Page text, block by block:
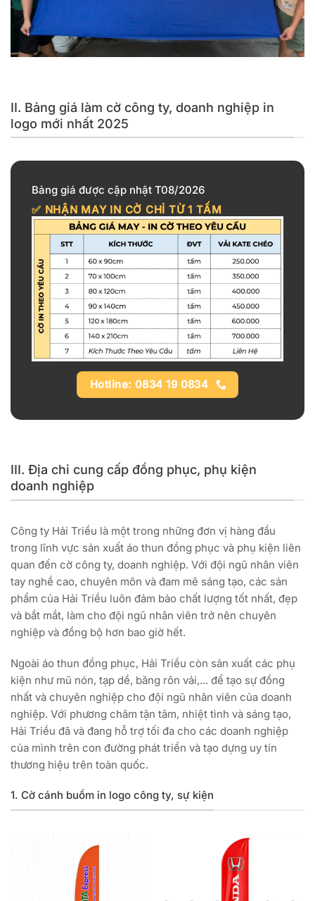
II. Bảng giá làm cờ công ty, doanh nghiệp in
logo mới nhất 2025
Bảng giá được cập nhật T08/2026
✅ NHẬN MAY IN CỜ CHỈ TỪ 1 TẤM
Hotline: 0834 19 0834
III. Địa chỉ cung cấp đồng phục, phụ kiện
doanh nghiệp
Công ty Hải Triều là một trong những đơn vị hàng đầu
trong lĩnh vực sản xuất áo thun đồng phục và phụ kiện liên
quan đến cờ công ty, doanh nghiệp. Với đội ngũ nhân viên
tay nghề cao, chuyên môn và đam mê sáng tạo, các sản
phẩm của Hải Triều luôn đảm bảo chất lượng tốt nhất, đẹp
và bắt mắt, làm cho đội ngũ nhân viên trở nên chuyên
nghiệp và đồng bộ hơn bao giờ hết.
Ngoài áo thun đồng phục, Hải Triều còn sản xuất các phụ
kiện như mũ nón, tạp dề, băng rôn vải,... để tạo sự đồng
nhất và chuyên nghiệp cho đội ngũ nhân viên của doanh
nghiệp. Với phương châm tận tâm, nhiệt tình và sáng tạo,
Hải Triều đã và đang hỗ trợ tối đa cho các doanh nghiệp
của mình trên con đường phát triển và tạo dựng uy tín
thương hiệu trên toàn quốc.
1. Cờ cánh buồm in logo công ty, sự kiện